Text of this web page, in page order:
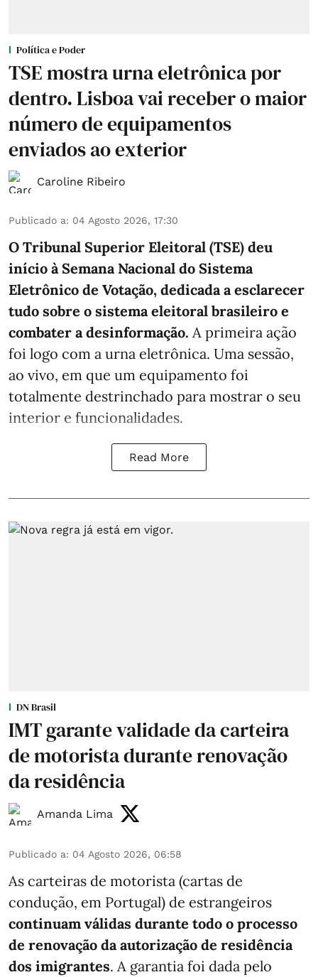
Política e Poder
TSE mostra urna eletrônica por
dentro. Lisboa vai receber o maior
número de equipamentos
enviados ao exterior
Caroline Ribeiro
Publicado a: 04 Agosto 2026, 17:30
O Tribunal Superior Eleitoral (TSE) deu
início à Semana Nacional do Sistema
Eletrônico de Votação, dedicada a esclarecer
tudo sobre o sistema eleitoral brasileiro e
combater a desinformação. A primeira ação
foi logo com a urna eletrônica. Uma sessão,
ao vivo, em que um equipamento foi
totalmente destrinchado para mostrar o seu
interior e funcionalidades.
Read More
DN Brasil
IMT garante validade da carteira
de motorista durante renovação
da residência
Amanda Lima
Publicado a: 04 Agosto 2026, 06:58
As carteiras de motorista (cartas de
condução, em Portugal) de estrangeiros
continuam válidas durante todo o processo
de renovação da autorização de residência
dos imigrantes. A garantia foi dada pelo